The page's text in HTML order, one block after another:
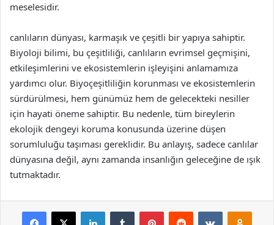
meselesidir.
canlıların dünyası, karmaşık ve çeşitli bir yapıya sahiptir.
Biyoloji bilimi, bu çeşitliliği, canlıların evrimsel geçmişini,
etkileşimlerini ve ekosistemlerin işleyişini anlamamıza
yardımcı olur. Biyoçeşitliliğin korunması ve ekosistemlerin
sürdürülmesi, hem günümüz hem de gelecekteki nesiller
için hayati öneme sahiptir. Bu nedenle, tüm bireylerin
ekolojik dengeyi koruma konusunda üzerine düşen
sorumluluğu taşıması gereklidir. Bu anlayış, sadece canlılar
dünyasına değil, aynı zamanda insanlığın geleceğine de ışık
tutmaktadır.
Facebook
X LinkedInTumblr PinterestReddit VKontakte